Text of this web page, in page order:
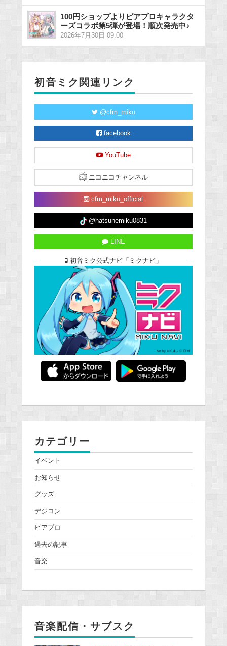
100円ショップよりピアプロキャラクタ
ーズコラボ第5弾が登場！順次発売中♪
2026年7月30日 09:00
初音ミク関連リンク
@cfm_miku
facebook
YouTube
ニコニコチャンネル
cfm_miku_official
@hatsunemiku0831
LINE
初音ミク公式ナビ「ミクナビ」
カテゴリー
イベント
お知らせ
グッズ
デジコン
ピアプロ
過去の記事
音楽
音楽配信・サブスク